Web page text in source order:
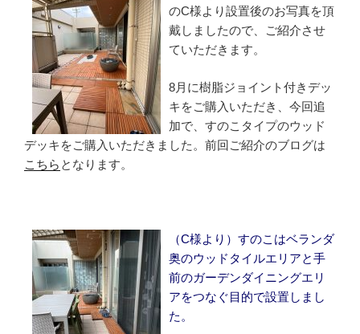
のC様より設置後のお写真を頂
戴しましたので、ご紹介させ
ていただきます。
8月に樹脂ジョイント付きデッ
キをご購入いただき、今回追
加で、すのこタイプのウッド
デッキをご購入いただきました。前回ご紹介のブログは
こちら となります。
（C様より）すのこはベランダ
奥のウッドタイルエリアと手
前のガーデンダイニングエリ
アをつなぐ目的で設置しまし
た。